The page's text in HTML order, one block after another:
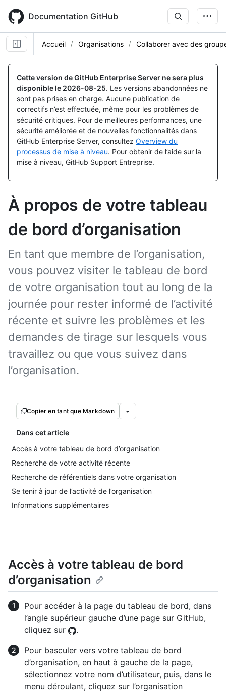
main
content
Documentation GitHub
Accueil Organisations Collaborer avec des
Cette version de GitHub Enterprise Server ne sera plus
disponible le 2026-08-25. Les versions abandonnées ne
sont pas prises en charge. Aucune publication de
correctifs n’est effectuée, même pour les problèmes de
sécurité critiques. Pour de meilleures performances, une
sécurité améliorée et de nouvelles fonctionnalités dans
GitHub Enterprise Server, consultez Overview du
processus de mise à niveau. Pour obtenir de l’aide sur la
mise à niveau, GitHub Support Entreprise.
À propos de votre tableau
de bord d’organisation
En tant que membre de l’organisation,
vous pouvez visiter le tableau de bord
de votre organisation tout au long de la
journée pour rester informé de l’activité
récente et suivre les problèmes et les
demandes de tirage sur lesquels vous
travaillez ou que vous suivez dans
l’organisation.
Copier en tant que Markdown
Dans cet article
Accès à votre tableau de bord d’organisation
Recherche de votre activité récente
Recherche de référentiels dans votre organisation
Se tenir à jour de l’activité de l’organisation
Informations supplémentaires
Accès à votre tableau de bord
d’organisation
Pour accéder à la page du tableau de bord, dans
l’angle supérieur gauche d’une page sur GitHub,
cliquez sur
.
Pour basculer vers votre tableau de bord
d’organisation, en haut à gauche de la page,
sélectionnez votre nom d’utilisateur, puis, dans le
menu déroulant, cliquez sur l’organisation